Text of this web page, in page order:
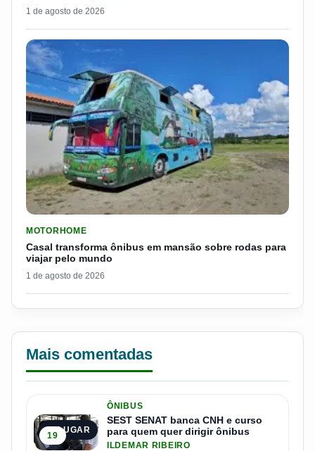
1 de agosto de 2026
MOTORHOME
Casal transforma ônibus em mansão sobre rodas para
viajar pelo mundo
1 de agosto de 2026
Mais comentadas
1º LUGAR
19
ÔNIBUS
SEST SENAT banca CNH e curso
para quem quer dirigir ônibus
ILDEMAR RIBEIRO